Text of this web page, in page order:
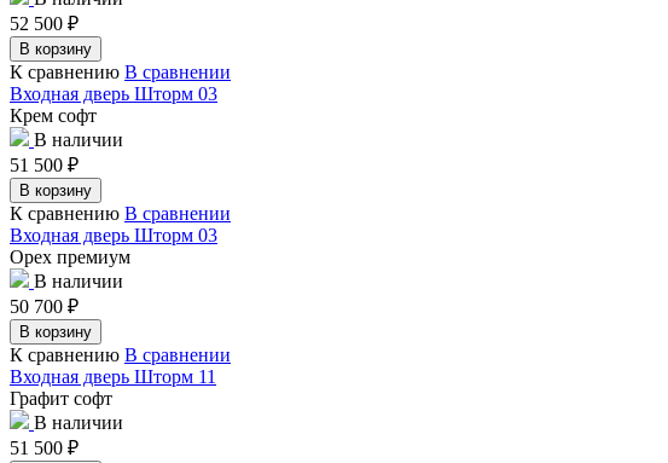
52 500 ₽
В корзину
К сравнению В сравнении
Входная дверь Шторм 03
Крем софт
В наличии
51 500 ₽
В корзину
К сравнению В сравнении
Входная дверь Шторм 03
Орех премиум
В наличии
50 700 ₽
В корзину
К сравнению В сравнении
Входная дверь Шторм 11
Графит софт
В наличии
51 500 ₽